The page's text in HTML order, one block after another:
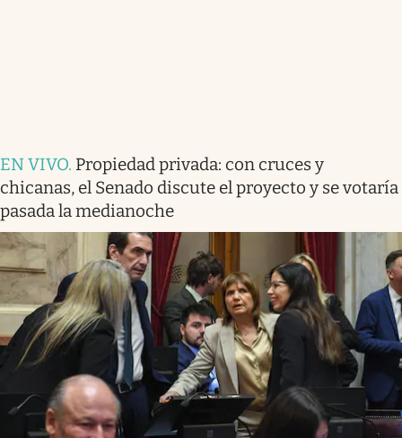
EN VIVO. Propiedad privada: con cruces y
chicanas, el Senado discute el proyecto y se votaría
pasada la medianoche